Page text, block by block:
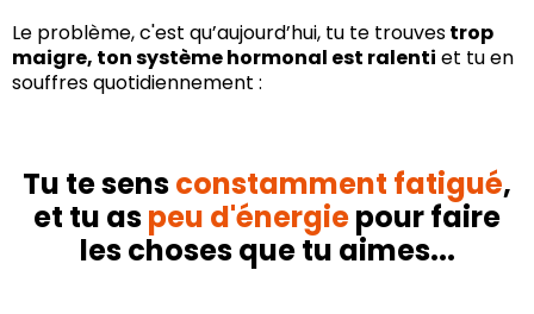
Le problème, c'est qu’aujourd’hui, tu te trouvestrop
maigre, ton système hormonal est ralenti et tu en
souffres quotidiennement :
Tu te sensconstamment fatigué,
et tu aspeu d'énergiepour faire
les choses que tu aimes...